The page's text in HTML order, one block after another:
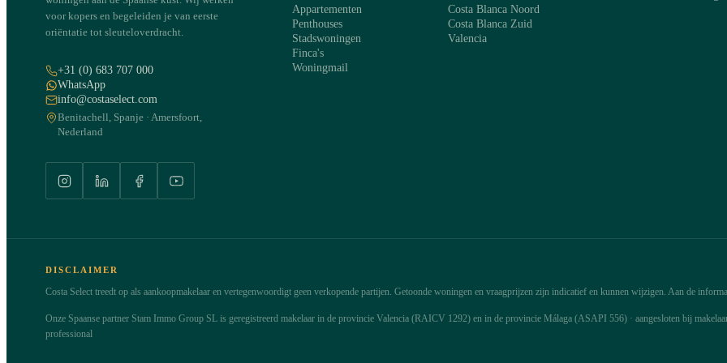
voor kopers en begeleiden je van eerste
oriëntatie tot sleuteloverdracht.
+31 (0) 683 707 000
WhatsApp
info@costaselect.com
Benitachell, Spanje · Amersfoort,
Nederland
Appartementen
Penthouses
Stadswoningen
Finca's
Woningmail
Costa Blanca Noord
Costa Blanca Zuid
Valencia
DISCLAIMER
Costa Select treedt op als aankoopmakelaar en vertegenwoordigt geen verkopende partijen. Getoonde woningen en vraagprijzen zijn indicatief en kunnen wijzigen. Aan de
Onze Spaanse partner Stam Immo Group SL is geregistreerd makelaar in de provincie Valencia (RAICV 1292) en in de provincie Málaga (ASAPI 556) · aangesloten bij
professional